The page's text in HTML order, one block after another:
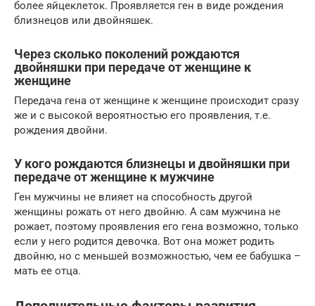
более яйцеклеток. Проявляется ген в виде рождения
близнецов или двойняшек.
Через сколько поколений рождаются
двойняшки при передаче от женщине к
женщине
Передача гена от женщине к женщине происходит сразу
же и с высокой вероятностью его проявления, т.е.
рождения двойни.
У кого рождаются близнецы и двойняшки при
передаче от женщине к мужчине
Ген мужчины не влияет на способность другой
женщины рожать от него двойню. А сам мужчина не
рожает, поэтому проявления его гена возможно, только
если у него родится девочка. Вот она может родить
двойню, но с меньшей возможностью, чем ее бабушка –
мать ее отца.